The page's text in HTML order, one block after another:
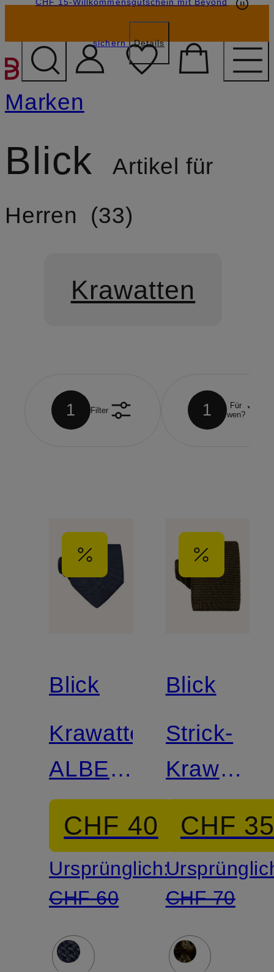
ZUM HAUPTINHALT
sichern Details
Marken
Blick
Artikel für
Herren
33
Krawatten
1 Filter 1
Für
wen?
Blick
Krawatte
ALBERT
aus
Leinen
CHF 40
Ursprünglich:
CHF 60
Blick
Strick-
Krawatte
CHF
CHF 70